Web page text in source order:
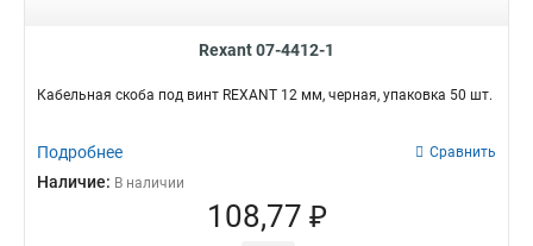
Rexant 07-4412-1
Кабельная скоба под винт REXANT 12 мм, черная, упаковка 50 шт.
Подробнее Сравнить
Наличие: В наличии
108,77 ₽